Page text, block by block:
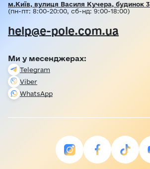
м.Київ, вулиця Василя Кучера, будинок 3
(пн-пт: 8:00-20:00, сб-нд: 9:00-18:00)
help@e-pole.com.ua
Ми у месенджерах:
Telegram
Viber
WhatsApp